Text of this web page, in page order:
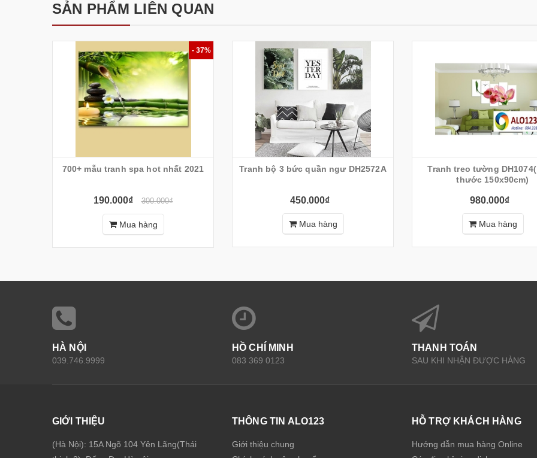
SẢN PHẨM LIÊN QUAN
- 37%
700+ mẫu tranh spa hot nhất 2021
190.000₫ 300.000₫
Mua hàng
Tranh bộ 3 bức quần ngư DH2572A
450.000₫
Mua hàng
Tranh treo tường
thước 150x90cm)
980.000₫
Mua hàng
HÀ NỘI
039.746.9999
HỒ CHÍ MINH
083 369 0123
THANH TOÁN
SAU KHI NHẬN ĐƯỢC HÀNG
GIỚI THIỆU
(Hà Nội): 15A Ngõ 104 Yên Lãng(Thái
THÔNG TIN ALO123
Giới thiệu chung
HỖ TRỢ KHÁCH HÀNG
Hướng dẫn mua hàng Online